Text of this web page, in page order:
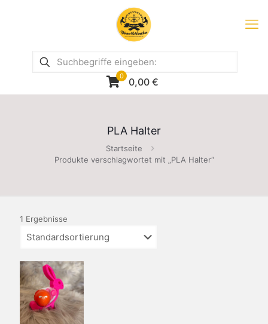
0 0,00 €
PLA Halter
Startseite
Produkte verschlagwortet mit „PLA Halter“
1 Ergebnisse